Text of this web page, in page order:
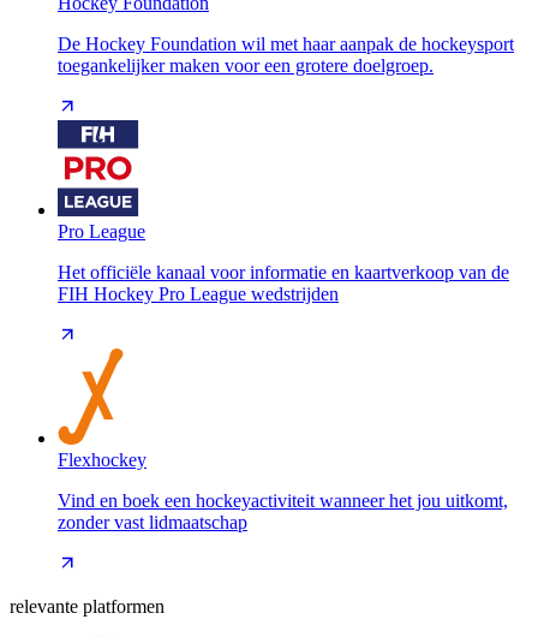
De Hockey Foundation wil met haar aanpak de hockeysport
toegankelijker maken voor een grotere doelgroep.
Pro League
Het officiële kanaal voor informatie en kaartverkoop van de
FIH Hockey Pro League wedstrijden
Flexhockey
Vind en boek een hockeyactiviteit wanneer het jou uitkomt,
zonder vast lidmaatschap
relevante platformen